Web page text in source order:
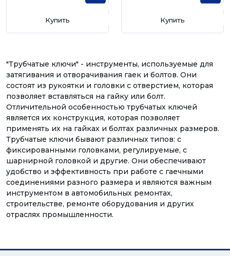
Купить Купить
"Трубчатые ключи" - инструменты, используемые для
затягивания и отворачивания гаек и болтов. Они
состоят из рукоятки и головки с отверстием, которая
позволяет вставляться на гайку или болт.
Отличительной особенностью трубчатых ключей
является их конструкция, которая позволяет
применять их на гайках и болтах различных размеров.
Трубчатые ключи бывают различных типов: с
фиксированными головками, регулируемые, с
шарнирной головкой и другие. Они обеспечивают
удобство и эффективность при работе с гаечными
соединениями разного размера и являются важным
инструментом в автомобильных ремонтах,
строительстве, ремонте оборудования и других
отраслях промышленности.